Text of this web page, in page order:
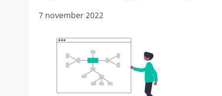
7 november 2022